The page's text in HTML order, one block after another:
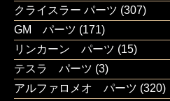
クライスラー パーツ (307)
GM パーツ (171)
リンカーン パーツ (15)
テスラ パーツ (3)
アルファロメオ パーツ (320)